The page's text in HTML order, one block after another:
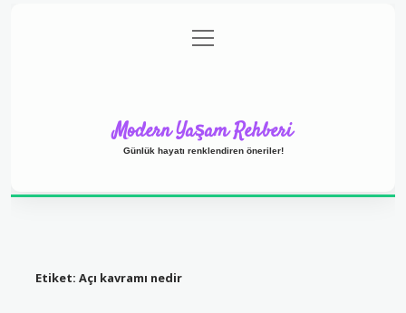
Gizlilik Politikası
menüyü
aç
Modern Yaşam Rehberi
Günlük hayatı renklendiren öneriler!
Etiket: Açı kavramı nedir